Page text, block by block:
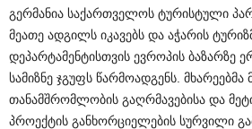
გერმანია საქართველოს ტურისტული
მეათე ადგილს იკავებს და აჭარის
დეპარტამენტისთვის ევროპის ბაზარზე
სამიზნე ჯგუფს წარმოადგენს. მხარეებმა
თანამშრომლობის გაღრმავებისა და
პროექტის განხორციელების სურვილი